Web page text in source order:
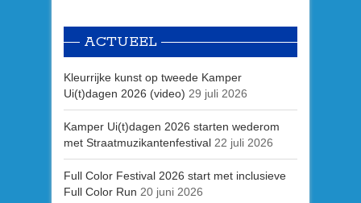
ACTUEEL
Kleurrijke kunst op tweede Kamper
Ui(t)dagen 2026 (video) 29 juli 2026
Kamper Ui(t)dagen 2026 starten wederom
met Straatmuzikantenfestival 22 juli 2026
Full Color Festival 2026 start met inclusieve
Full Color Run 20 juni 2026